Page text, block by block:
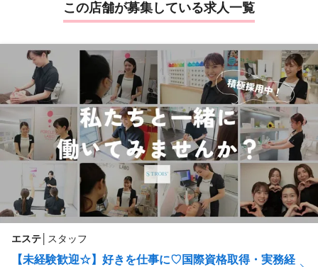
この店舗が募集している求人一覧
エステ スタッフ
【未経験歓迎☆】好きを仕事に♡国際資格取得・実務経